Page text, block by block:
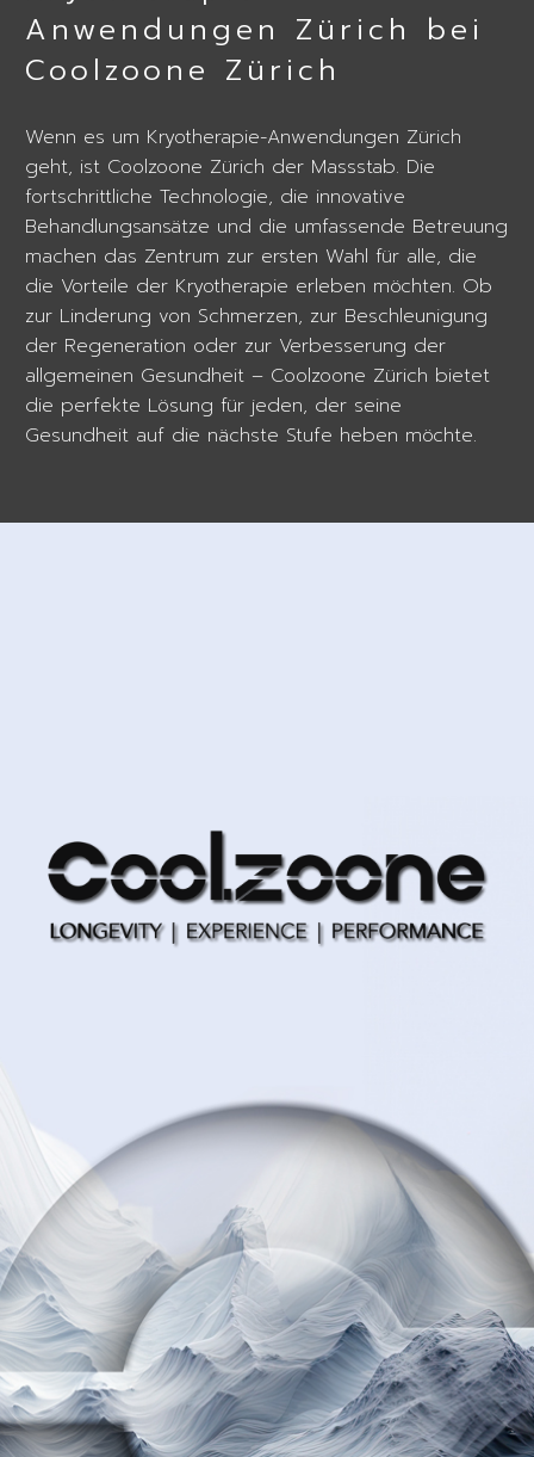
Anwendungen Zürich bei
Coolzoone Zürich
Wenn es um Kryotherapie-Anwendungen Zürich
geht, ist Coolzoone Zürich der Massstab. Die
fortschrittliche Technologie, die innovative
Behandlungsansätze und die umfassende Betreuung
machen das Zentrum zur ersten Wahl für alle, die
die Vorteile der Kryotherapie erleben möchten. Ob
zur Linderung von Schmerzen, zur Beschleunigung
der Regeneration oder zur Verbesserung der
allgemeinen Gesundheit – Coolzoone Zürich bietet
die perfekte Lösung für jeden, der seine
Gesundheit auf die nächste Stufe heben möchte.